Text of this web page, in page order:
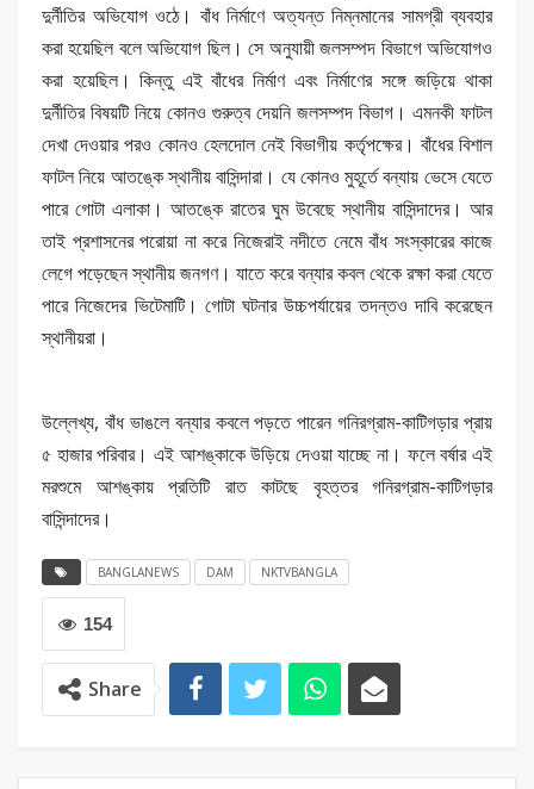
দুর্নীতির অভিযোগ ওঠে। বাঁধ নির্মাণে অত্যন্ত নিম্নমানের সামগ্রী ব্যবহার
করা হয়েছিল বলে অভিযোগ ছিল। সে অনুযায়ী জলসম্পদ বিভাগে অভিযোগও
করা হয়েছিল। কিন্তু এই বাঁধের নির্মাণ এবং নির্মাণের সঙ্গে জড়িয়ে থাকা
দুর্নীতির বিষয়টি নিয়ে কোনও গুরুত্ব দেয়নি জলসম্পদ বিভাগ। এমনকী ফাটল
দেখা দেওয়ার পরও কোনও হেলদোল নেই বিভাগীয় কর্তৃপক্ষের। বাঁধের বিশাল
ফাটল নিয়ে আতঙ্কে স্থানীয় বাসিন্দারা। যে কোনও মুহূর্তে বন্যায় ভেসে যেতে
পারে গোটা এলাকা। আতঙ্কে রাতের ঘুম উবেছে স্থানীয় বাসিন্দাদের। আর
তাই প্রশাসনের পরোয়া না করে নিজেরাই নদীতে নেমে বাঁধ সংস্কারের কাজে
লেগে পড়েছেন স্থানীয় জনগণ। যাতে করে বন্যার কবল থেকে রক্ষা করা যেতে
পারে নিজেদের ভিটেমাটি। গোটা ঘটনার উচ্চপর্যায়ের তদন্তও দাবি করেছেন
স্থানীয়রা।
উল্লেখ্য, বাঁধ ভাঙলে বন্যার কবলে পড়তে পারেন গনিরগ্রাম-কাটিগড়ার প্রায়
৫ হাজার পরিবার। এই আশঙ্কাকে উড়িয়ে দেওয়া যাচ্ছে না। ফলে বর্ষার এই
মরশুমে আশঙ্কায় প্রতিটি রাত কাটছে বৃহত্তর গনিরগ্রাম-কাটিগড়ার
বাসিন্দাদের।
BANGLANEWS DAM NKTVBANGLA
154
Share